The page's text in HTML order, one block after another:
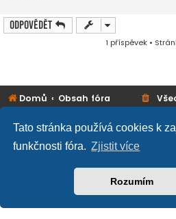
Tato stránka používá cookies k
funkčnosti fóra. Zjistit více
Rozumím
Odpovědět
1 příspěvek •
Domů Obsah fóra
Založeno na